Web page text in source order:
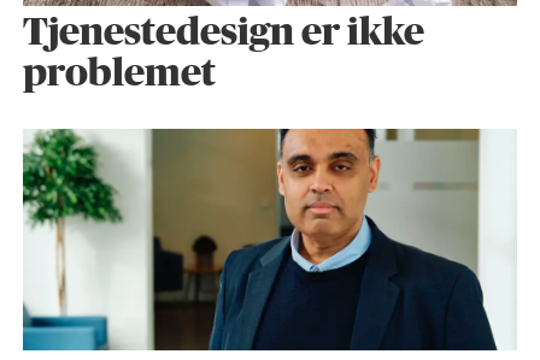
Tjenestedesign er ikke
problemet